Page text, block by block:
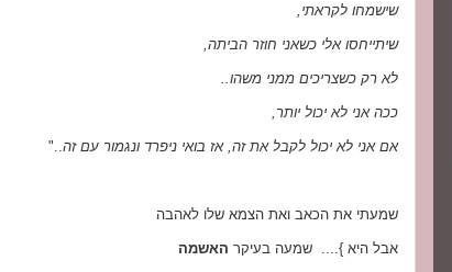
שישמחו לקראתי,
שיתייחסו אלי כשאני חוזר הביתה,
לא רק כשצריכים ממני משהו..
ככה אני לא יכול יותר,
אם אני לא יכול לקבל את זה, אז בואי ניפרד ונגמור עם זה.."
שמעתי את הכאב ואת הצמא שלו לאהבה
אבל היא }.... שמעה בעיקר האשמה